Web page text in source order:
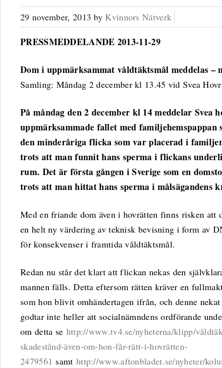
29 november, 2013 by Kvinnors Nätverk
PRESSMEDDELANDE 2013-11-29
Dom i uppmärksammat våldtäktsmål meddelas –
Samling: Måndag 2 december kl 13.45 vid Svea
På måndag den 2 december kl 14 meddelar Svea
uppmärksammade fallet med
den minderåriga flicka som var placerad i
trots att man funnit hans sperma i flickans
rum. Det är första gången i Sverige som en
trots att man hittat hans sperma i målsägandens
Med en friande dom även i hovrätten finns risken att
en helt ny värdering av teknisk bevisning i form av
för konsekvenser i framtida våldtäktsmål.
Redan nu står det klart att flickan nekas den
mannen fälls. Detta eftersom rätten kräver en
som hon blivit omhändertagen ifrån, och denne
godtar inte heller att socialnämndens ordförande
om detta se http://www.tv4.se/nyheterna/klipp/
skadestånd-även-om-hon-får-rätt-i-hovrätten-
2479561 samt http://www.aftonbladet.se/nyheter/